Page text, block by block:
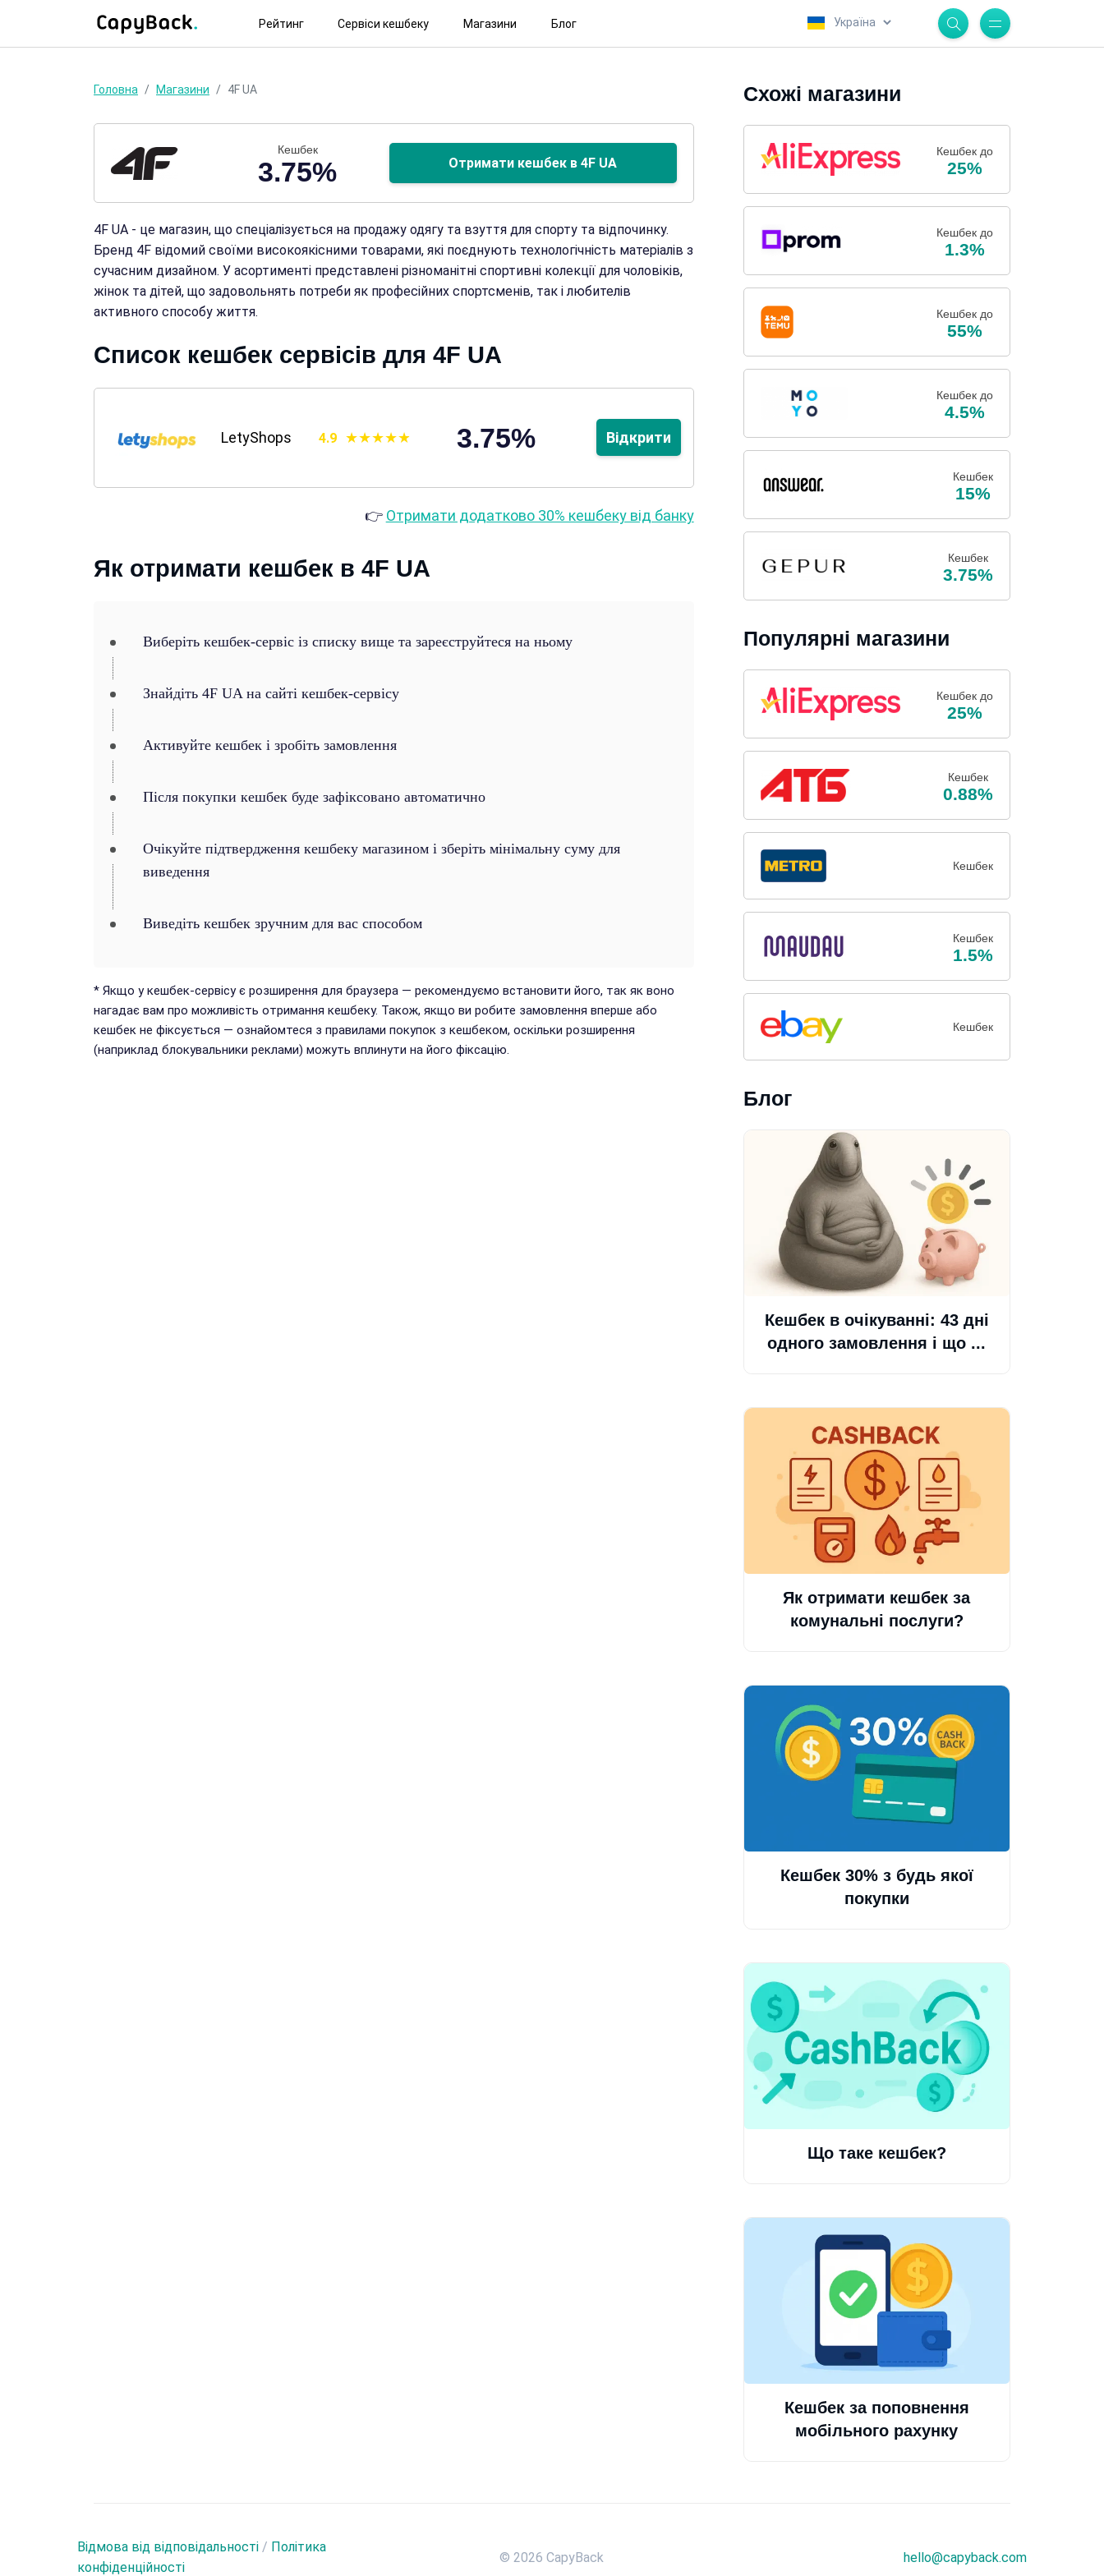
Рейтинг Сервіси кешбеку Магазини Блог
Головна Магазини 4F UA
Кешбек
3.75% Отримати кешбек в 4F UA
4F UA - це магазин, що спеціалізується на продажу одягу та взуття для спорту та відпочинку.
Бренд 4F відомий своїми високоякісними товарами, які поєднують технологічність матеріалів з
сучасним дизайном. У асортименті представлені різноманітні спортивні колекції для чоловіків,
жінок та дітей, що задовольнять потреби як професійних спортсменів, так і любителів
активного способу життя.
Список кешбек сервісів для 4F UA
LetyShops 4.9 3.75% Відкрити
👉 Отримати додатково 30% кешбеку від банку
Як отримати кешбек в 4F UA
Виберіть кешбек-сервіс із списку вище та зареєструйтеся на ньому
Знайдіть 4F UA на сайті кешбек-сервісу
Активуйте кешбек і зробіть замовлення
Після покупки кешбек буде зафіксовано автоматично
Очікуйте підтвердження кешбеку магазином і зберіть мінімальну суму для
виведення
Виведіть кешбек зручним для вас способом
* Якщо у кешбек-сервісу є розширення для браузера — рекомендуємо встановити його, так як воно
нагадає вам про можливість отримання кешбеку. Також, якщо ви робите замовлення вперше або
кешбек не фіксується — ознайомтеся з правилами покупок з кешбеком, оскільки розширення
(наприклад блокувальники реклами) можуть вплинути на його фіксацію.
Схожі магазини
Кешбек до
25%
Кешбек до
1.3%
Кешбек до
55%
Кешбек до
4.5%
Кешбек
15%
Кешбек
3.75%
Популярні магазини
Кешбек до
25%
Кешбек
0.88%
Кешбек
Кешбек
1.5%
Кешбек
Блог
Кешбек в очікуванні: 43 дні
одного замовлення і що ...
Як отримати кешбек за
комунальні послуги?
Кешбек 30% з будь якої
покупки
Що таке кешбек?
Кешбек за поповнення
мобільного рахунку
Відмова від відповідальності / Політика
конфіденційності
© 2026 CapyBack hello@capyback.com